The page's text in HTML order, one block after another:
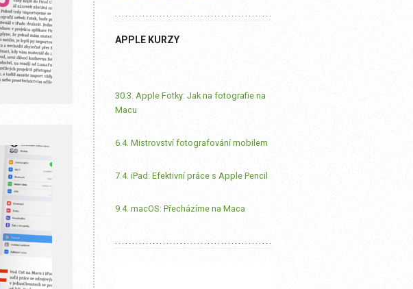
APPLE KURZY
30.3. Apple Fotky: Jak na fotografie na
Macu
6.4. Mistrovství fotografování mobilem
7.4. iPad: Efektivní práce s Apple Pencil
9.4. macOS: Přecházíme na Maca